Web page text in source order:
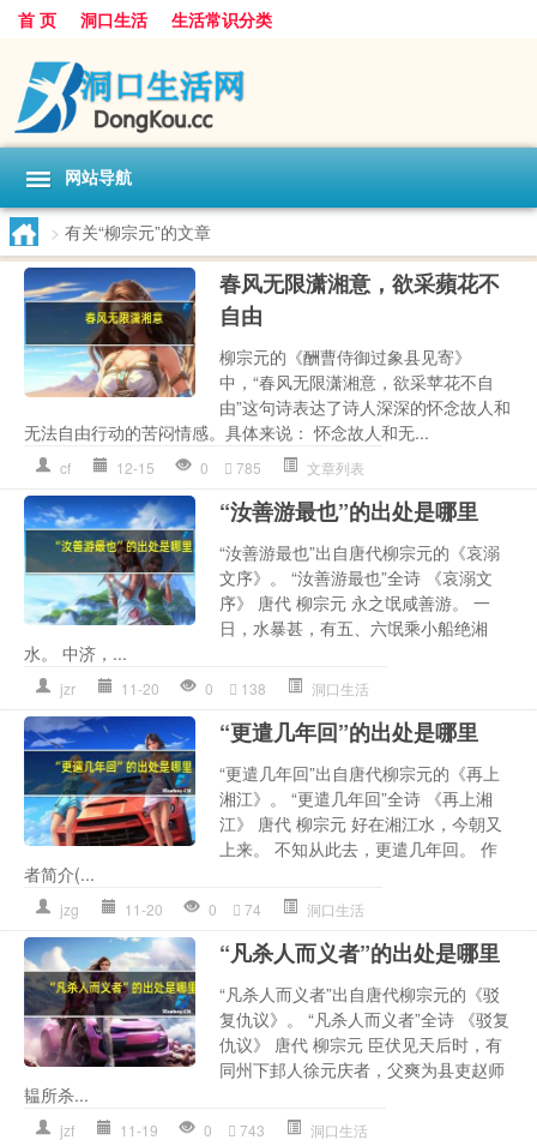
首 页 洞口生活 生活常识分类
网站导航
> 有关“柳宗元”的文章
春风无限潇湘意，欲采蘋花不
自由
柳宗元的《酬曹侍御过象县见寄》
中，“春风无限潇湘意，欲采苹花不自
由”这句诗表达了诗人深深的怀念故人和
无法自由行动的苦闷情感。具体来说： 怀念故人和无...
cf 12-15 0 785 文章列表
“汝善游最也”的出处是哪里
“汝善游最也”出自唐代柳宗元的《哀溺
文序》。 “汝善游最也”全诗 《哀溺文
序》 唐代 柳宗元 永之氓咸善游。 一
日，水暴甚，有五、六氓乘小船绝湘
水。 中济，...
jzr 11-20 0 138 洞口生活
“更遣几年回”的出处是哪里
“更遣几年回”出自唐代柳宗元的《再上
湘江》。 “更遣几年回”全诗 《再上湘
江》 唐代 柳宗元 好在湘江水，今朝又
上来。 不知从此去，更遣几年回。 作
者简介(...
jzg 11-20 0 74 洞口生活
“凡杀人而义者”的出处是哪里
“凡杀人而义者”出自唐代柳宗元的《驳
复仇议》。 “凡杀人而义者”全诗 《驳复
仇议》 唐代 柳宗元 臣伏见天后时，有
同州下邽人徐元庆者，父爽为县吏赵师
韫所杀...
jzf 11-19 0 743 洞口生活